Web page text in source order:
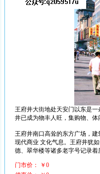
王府井大街地处天安门以东是
井已成为物丰人旺，集购物、
王府井南口高耸的东方广场，
现代商业 文化气息。王府井犹
德、翠华楼等诸多老字号记录
门市价： ￥0